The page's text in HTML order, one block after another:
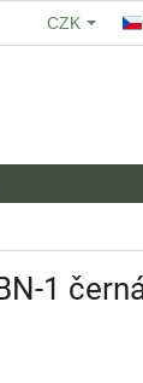
HODNOCENÍ
CZK
1